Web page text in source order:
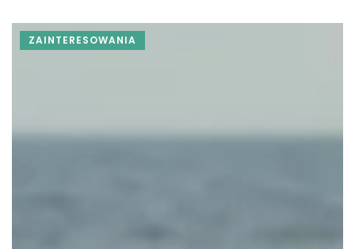
ZAINTERESOWANIA